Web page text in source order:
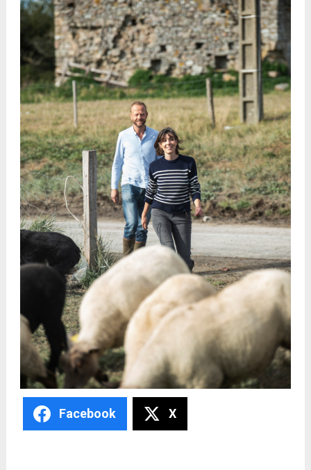
Facebook X